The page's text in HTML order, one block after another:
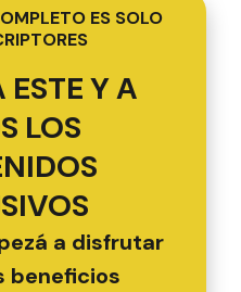
ES SOLO
Y A
LOS
a disfrutar
beneficios